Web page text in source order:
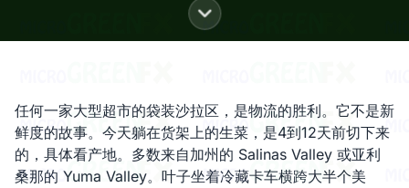
任何一家大型超市的袋装沙拉区，是物流的胜利。它不是新
鲜度的故事。今天躺在货架上的生菜，是4到12天前切下来
的，具体看产地。多数来自加州的 Salinas Valley 或亚利
桑那的 Yuma Valley。叶子坐着冷藏卡车横跨大半个美